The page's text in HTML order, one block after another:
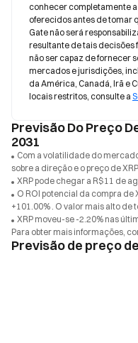
conhecer completamente
oferecidos antes de tomar
Gate não será
resultante de tais decisões
não ser capaz de fornecer
mercados e jurisdições,
da América, Canadá, Irã e
locais restritos, consulte a
Previsão Do Preço
2031
Com a volatilidade do
sobre a direção e o preço de
XRP pode chegar a R$11 de
O ROI potencial da compra de
+101.00% . O valor mais alto de
XRP moveu-se -2.20% nas
Para obter mais informações,
Previsão de preço de